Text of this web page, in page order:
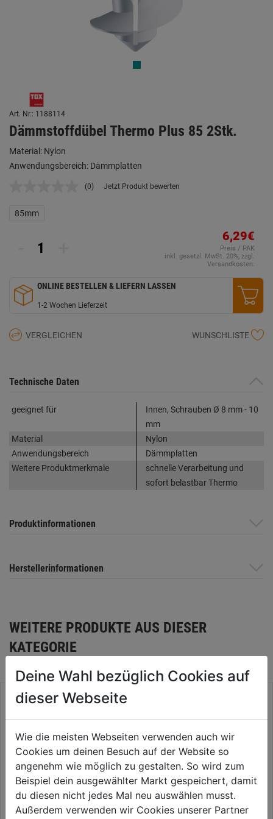
Art. Nr.: 1188114
Dämmstoffdübel Thermo Plus 85 2Stk.
Material: Nylon
Anwendungsbereich: Dämmplatten
Kein
(0) Jetzt Produkt bewerten
85mm
6,29€
Preis / PAK
inkl. gesetzl. MwSt. 20%, zzgl.
Versandkosten.
ONLINE BESTELLEN & LIEFERN LASSEN
1-2 Wochen Lieferzeit
VERGLEICHEN WUNSCHLISTE
Technische Daten
geeignet für
Innen, Schrauben Ø 8 mm - 10
mm
Material
Nylon
Anwendungsbereich
Dämmplatten
Weitere Produktmerkmale
schnelle Verarbeitung und
sofort belastbar Thermo
Produktinformationen
Herstellerinformationen
WEITERE PRODUKTE AUS DIESER
KATEGORIE
Deine Wahl bezüglich Cookies auf
dieser Webseite
Wie die meisten Webseiten verwenden auch wir
Cookies um deinen Besuch auf der Website so
angenehm wie möglich zu gestalten. So wird zum
Beispiel dein ausgewählter Markt gespeichert, damit
du diesen nicht jedes Mal neu auswählen musst.
Außerdem verwenden wir Cookies unserer Partner